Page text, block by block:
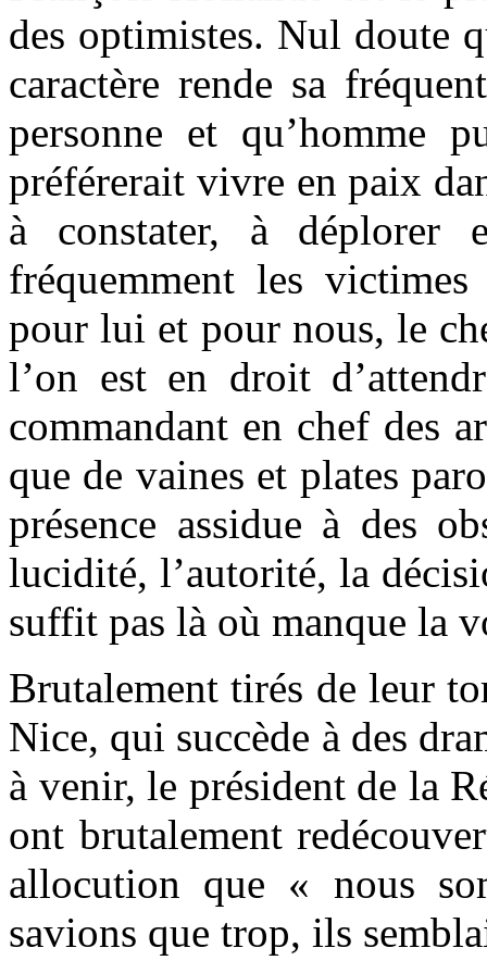
des optimistes. Nul doute
caractère rende sa
personne et qu’homme
préférerait vivre en paix
à constater, à
fréquemment les
pour lui et pour nous, le
l’on est en droit
commandant en chef des
que de vaines et plates
présence assidue à des
lucidité, l’autorité, la
suffit pas là où manque la
Brutalement tirés de leur
Nice, qui succède à des
à venir, le président de la
ont brutalement
allocution que « nous
savions que trop, ils